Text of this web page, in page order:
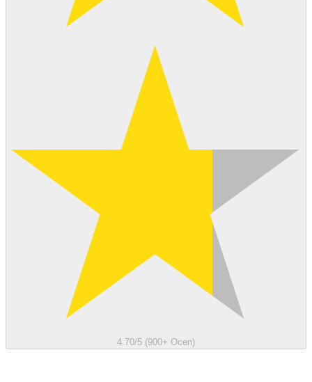
4.70/5 (900+ Ocen)